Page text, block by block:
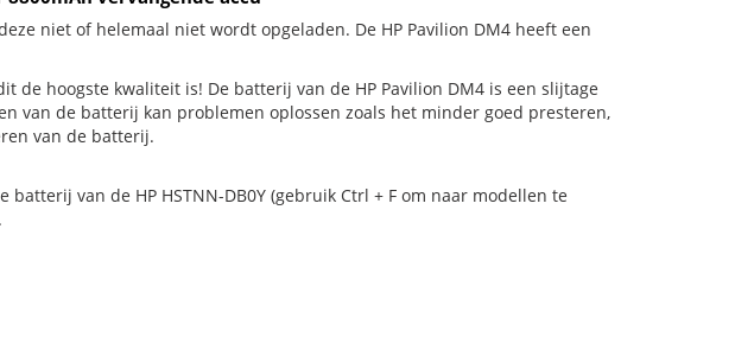
niet of helemaal niet wordt opgeladen. De HP Pavilion DM4 heeft een
de hoogste kwaliteit is! De batterij van de HP Pavilion DM4 is een slijtage
van de batterij kan problemen oplossen zoals het minder goed presteren,
van de batterij.
van de HP HSTNN-DB0Y (gebruik Ctrl + F om naar modellen te